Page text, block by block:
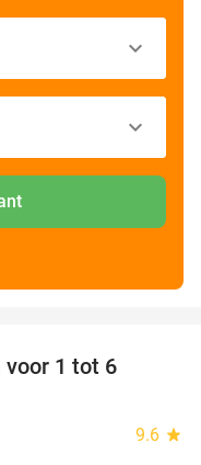
voor 1 tot 6
9.6 star